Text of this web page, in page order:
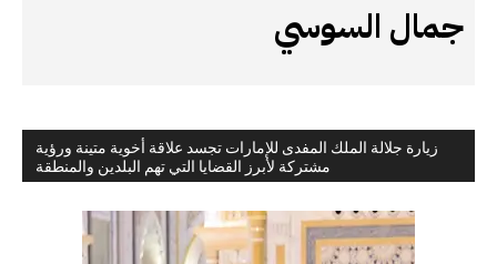
زيارة جلالة الملك المفدى للإمارات تجسد علاقة أخوية متينة ورؤية
مشتركة لأبرز القضايا التي تهم البلدين والمنطقة
جمال السوسي